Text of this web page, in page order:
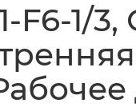
F6-1/